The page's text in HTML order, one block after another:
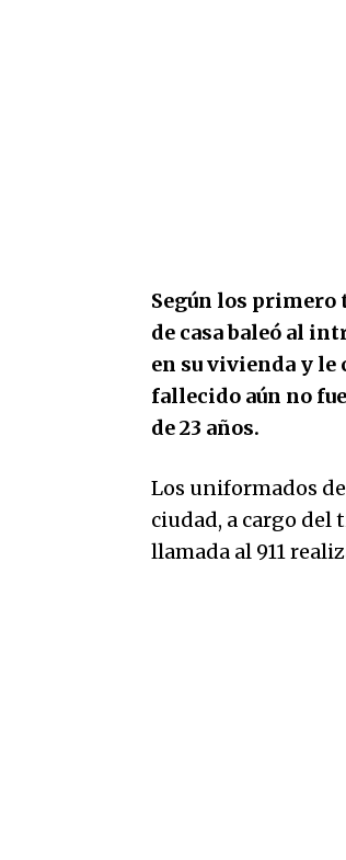
Según los primero
de casa baleó al
en su vivienda y le
fallecido aún no
de 23 años.
Los uniformados
ciudad, a cargo del
llamada al 911